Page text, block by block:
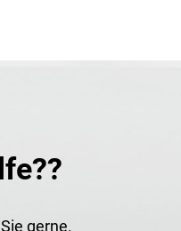
gerne.